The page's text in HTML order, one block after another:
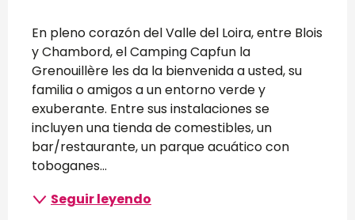
Descripción
En pleno corazón del Valle del Loira, entre Blois
y Chambord, el Camping Capfun la
Grenouillère les da la bienvenida a usted, su
familia o amigos a un entorno verde y
exuberante. Entre sus instalaciones se
incluyen una tienda de comestibles, un
bar/restaurante, un parque acuático con
toboganes...
Seguir leyendo